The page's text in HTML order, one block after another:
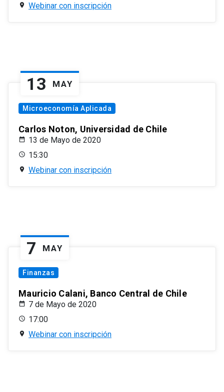
Webinar con inscripción
13 MAY
Microeconomía Aplicada
Carlos Noton, Universidad de Chile
13 de Mayo de 2020
15:30
Webinar con inscripción
7 MAY
Finanzas
Mauricio Calani, Banco Central de Chile
7 de Mayo de 2020
17:00
Webinar con inscripción